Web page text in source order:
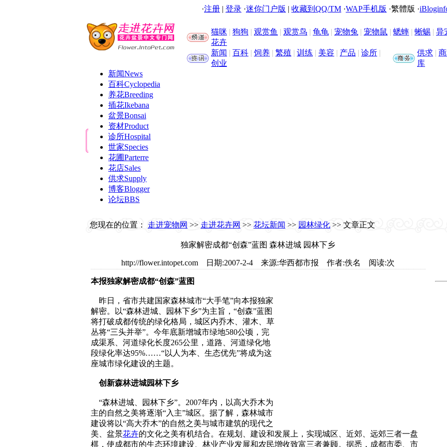
·注册 | 登录 ·迷你门户版 | 收藏到QQ/TM ·WAP手机版 ·繁體版 ·
猫咪 | 狗狗 | 观赏鱼 | 观赏鸟 | 龟龟 | 宠物兔 | 宠物鼠 | 蟋蟀 | 蜥蜴 | 异
花卉
新闻 | 百科 | 饲养 | 繁殖 | 训练 | 美容 | 产品 | 诊所 |
创业
供求 |
库
新闻News
百科Cyclopedia
养花Breeding
插花Ikebana
盆景Bonsai
资材Product
诊所Hospital
世家Species
花圃Parterre
花店Sales
供求Supply
博客Blogger
论坛BBS
您现在的位置： 走进宠物网 >> 走进花卉网 >> 花坛新闻 >> 园林绿化 >> 文章正文
独家解密成都“创森”蓝图 森林进城 园林下乡
http://flower.intopet.com 日期:2007-2-4 来源:华西都市报 作者:佚名 阅读:次
本报独家解密成都“创森”蓝图
昨日，省市共建国家森林城市“大手笔”向本报独家
解密。以“森林进城、园林下乡”为主旨，“创森”蓝图
将打破成都传统的绿化格局，城区内乔木、灌木、草
丛将“三头并举”。今年底新增城市绿地580公顷，完
成渠系、河道绿化长度265公里，道路、河道绿化地
段绿化率达95%……“以人为本、生态优先”将成为这
座城市绿化建设的主题。
创新森林进城园林下乡
“森林进城、园林下乡”。2007年内，以高大乔木为
主的自然之美将逐渐“入主”城区。据了解，森林城市
建设将以“高大乔木”的自然之美与城市建筑的现代之
美、盆景花卉的文化之美有机结合。在规划、建设和发展上，实现城区、近郊、远郊三者一盘
棋，使成都市的生态环境建设、林业产业发展和农民增收致富三者兼顾。据悉，成都市委、市